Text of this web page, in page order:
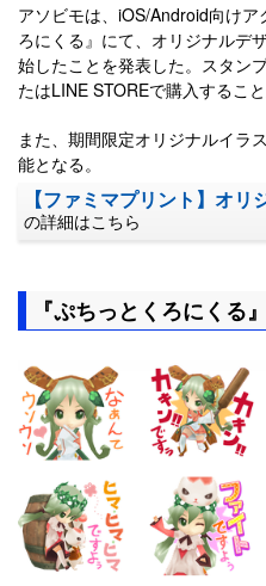
アソビモは、iOS/Android向けア
ろにくる』にて、オリジナルデ
始したことを発表した。スタン
たはLINE STOREで購入すること
また、期間限定オリジナルイラ
能となる。
【ファミマプリント】オリ
の詳細はこちら
『ぷちっとくろにくる